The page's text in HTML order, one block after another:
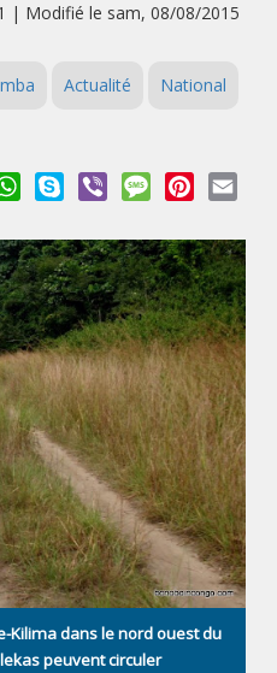
| Modifié le sam, 08/08/2015
Actualité National
WhatsApp
Skype Viber MessagePinterest
Kilima dans le nord ouest du
peuvent circuler